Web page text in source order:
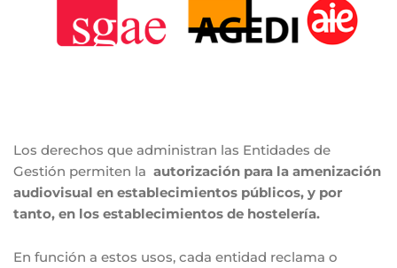
Los derechos que administran las Entidades de
Gestión permiten la autorización para la amenización
audiovisual en establecimientos públicos, y por
tanto, en los establecimientos de hostelería.
En función a estos usos, cada entidad reclama o